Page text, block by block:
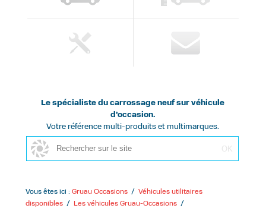
Le spécialiste du carrossage neuf sur véhicule
d’occasion.
Votre référence multi-produits et multimarques.
Vous êtes ici : Gruau Occasions/ Véhicules utilitaires
disponibles/ Les véhicules Gruau-Occasions/